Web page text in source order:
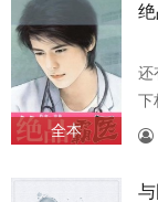
全本
还
下